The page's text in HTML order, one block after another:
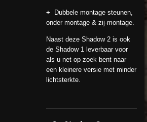
+
Dubbele montage steunen,
onder montage & zij-montage.
Naast deze Shadow 2 is ook
de Shadow 1 leverbaar voor
als u net op zoek bent naar
een kleinere versie met minder
lichtsterkte.